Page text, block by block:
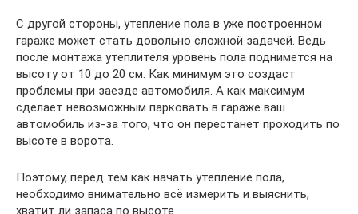
С другой стороны, утепление пола в уже построенном
гараже может стать довольно сложной задачей. Ведь
после монтажа утеплителя уровень пола поднимется на
высоту от 10 до 20 см. Как минимум это создаст
проблемы при заезде автомобиля. А как максимум
сделает невозможным парковать в гараже ваш
автомобиль из-за того, что он перестанет проходить по
высоте в ворота.
Поэтому, перед тем как начать утепление пола,
необходимо внимательно всё измерить и выяснить,
хватит ли запаса по высоте.